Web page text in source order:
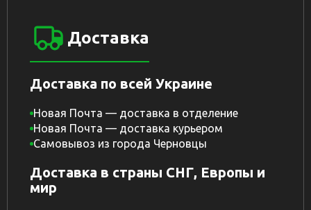
Доставка
Доставка по всей Украине
Новая Почта — доставка в отделение
Новая Почта — доставка курьером
Самовывоз из города Черновцы
Доставка в страны СНГ, Европы и
мир